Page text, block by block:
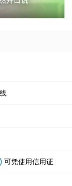
可凭使用信用证